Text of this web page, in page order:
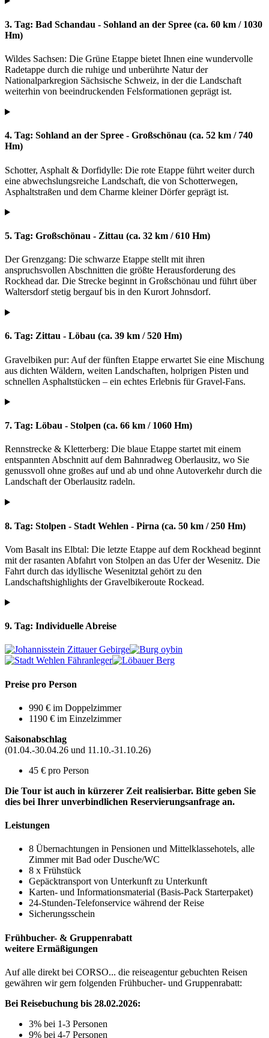
3. Tag: Bad Schandau - Sohland an der Spree (ca. 60 km / 1030
Hm)
Wildes Sachsen: Die Grüne Etappe bietet Ihnen eine wundervolle
Radetappe durch die ruhige und unberührte Natur der
Nationalparkregion Sächsische Schweiz, in der die Landschaft
weiterhin von beeindruckenden Felsformationen geprägt ist.
4. Tag: Sohland an der Spree - Großschönau (ca. 52 km / 740
Hm)
Schotter, Asphalt & Dorfidylle: Die rote Etappe führt weiter durch
eine abwechslungsreiche Landschaft, die von Schotterwegen,
Asphaltstraßen und dem Charme kleiner Dörfer geprägt ist.
5. Tag: Großschönau - Zittau (ca. 32 km / 610 Hm)
Der Grenzgang: Die schwarze Etappe stellt mit ihren
anspruchsvollen Abschnitten die größte Herausforderung des
Rockhead dar. Die Strecke beginnt in Großschönau und führt über
Waltersdorf stetig bergauf bis in den Kurort Johnsdorf.
6. Tag: Zittau - Löbau (ca. 39 km / 520 Hm)
Gravelbiken pur: Auf der fünften Etappe erwartet Sie eine Mischung
aus dichten Wäldern, weiten Landschaften, holprigen Pisten und
schnellen Asphaltstücken – ein echtes Erlebnis für Gravel-Fans.
7. Tag: Löbau - Stolpen (ca. 66 km / 1060 Hm)
Rennstrecke & Kletterberg: Die blaue Etappe startet mit einem
entspannten Abschnitt auf dem Bahnradweg Oberlausitz, wo Sie
genussvoll ohne großes auf und ab und ohne Autoverkehr durch die
Landschaft der Oberlausitz radeln.
8. Tag: Stolpen - Stadt Wehlen - Pirna (ca. 50 km / 250 Hm)
Vom Basalt ins Elbtal: Die letzte Etappe auf dem Rockhead beginnt
mit der rasanten Abfahrt von Stolpen an das Ufer der Wesenitz. Die
Fahrt durch das idyllische Wesenitztal gehört zu den
Landschaftshighlights der Gravelbikeroute Rockead.
9. Tag: Individuelle Abreise
Preise pro Person
990 € im Doppelzimmer
1190 € im Einzelzimmer
Saisonabschlag
(01.04.-30.04.26 und 11.10.-31.10.26)
45 € pro Person
Die Tour ist auch in kürzerer Zeit realisierbar. Bitte geben Sie
dies bei Ihrer unverbindlichen Reservierungsanfrage an.
Leistungen
8 Übernachtungen in Pensionen und Mittelklassehotels, alle
Zimmer mit Bad oder Dusche/WC
8 x Frühstück
Gepäcktransport von Unterkunft zu Unterkunft
Karten- und Informationsmaterial (Basis-Pack Starterpaket)
24-Stunden-Telefonservice während der Reise
Sicherungsschein
Frühbucher- & Gruppenrabatt
weitere Ermäßigungen
Auf alle direkt bei CORSO... die reiseagentur gebuchten Reisen
gewähren wir gern folgenden Frühbucher- und Gruppenrabatt:
Bei Reisebuchung bis 28.02.2026:
3% bei 1-3 Personen
9% bei 4-7 Personen